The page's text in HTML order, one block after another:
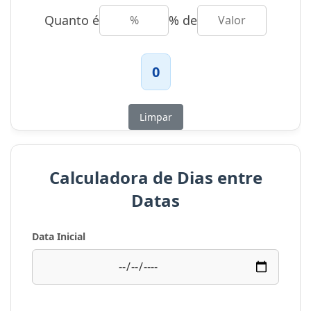
de funcionamento no site não bate com o
que o recepcionista diz, a confiança é
O site deve ser o centro de controle que
redireciona o usuário para o canal de
marketing digital e atendimento físico é o
que sustenta o sucesso da presença online.
As Barreiras de Conversão e o
Desaparecimento do Contato
Quanto é % de
0
Limpar
Calculadora de Dias entre
Datas
Data Inicial